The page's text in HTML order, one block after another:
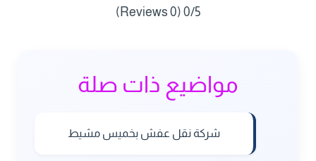
0/5
(0 Reviews)
مواضيع ذات صلة
شركة نقل عفش بخميس مشيط